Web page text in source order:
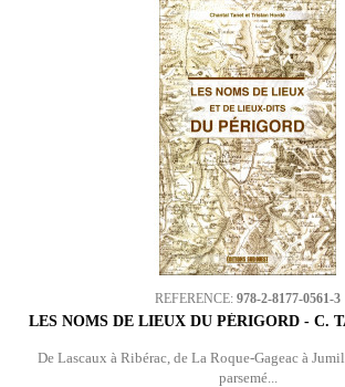
REFERENCE: 978-2-8177-0561-3
LES NOMS DE LIEUX DU PÉRIGORD - C.
De Lascaux à Ribérac, de La Roque-Gageac à
parsemé...